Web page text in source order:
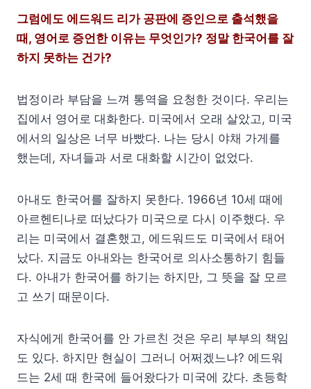
그럼에도 에드워드 리가 공판에 증인으로 출석했을
때, 영어로 증언한 이유는 무엇인가? 정말 한국어를 잘
하지 못하는 건가?
법정이라 부담을 느껴 통역을 요청한 것이다. 우리는
집에서 영어로 대화한다. 미국에서 오래 살았고, 미국
에서의 일상은 너무 바빴다. 나는 당시 야채 가게를
했는데, 자녀들과 서로 대화할 시간이 없었다.
아내도 한국어를 잘하지 못한다. 1966년 10세 때에
아르헨티나로 떠났다가 미국으로 다시 이주했다. 우
리는 미국에서 결혼했고, 에드워드도 미국에서 태어
났다. 지금도 아내와는 한국어로 의사소통하기 힘들
다. 아내가 한국어를 하기는 하지만, 그 뜻을 잘 모르
고 쓰기 때문이다.
자식에게 한국어를 안 가르친 것은 우리 부부의 책임
도 있다. 하지만 현실이 그러니 어쩌겠느냐? 에드워
드는 2세 때 한국에 들어왔다가 미국에 갔다. 초등학